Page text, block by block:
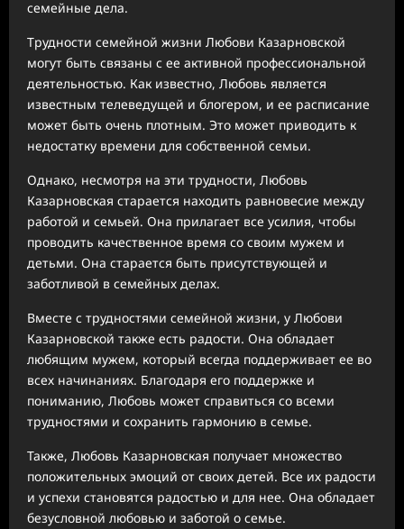
семейные дела.
Трудности семейной жизни Любови Казарновской
могут быть связаны с ее активной профессиональной
деятельностью. Как известно, Любовь является
известным телеведущей и блогером, и ее расписание
может быть очень плотным. Это может приводить к
недостатку времени для собственной семьи.
Однако, несмотря на эти трудности, Любовь
Казарновская старается находить равновесие между
работой и семьей. Она прилагает все усилия, чтобы
проводить качественное время со своим мужем и
детьми. Она старается быть присутствующей и
заботливой в семейных делах.
Вместе с трудностями семейной жизни, у Любови
Казарновской также есть радости. Она обладает
любящим мужем, который всегда поддерживает ее во
всех начинаниях. Благодаря его поддержке и
пониманию, Любовь может справиться со всеми
трудностями и сохранить гармонию в семье.
Также, Любовь Казарновская получает множество
положительных эмоций от своих детей. Все их радости
и успехи становятся радостью и для нее. Она обладает
безусловной любовью и заботой о семье.